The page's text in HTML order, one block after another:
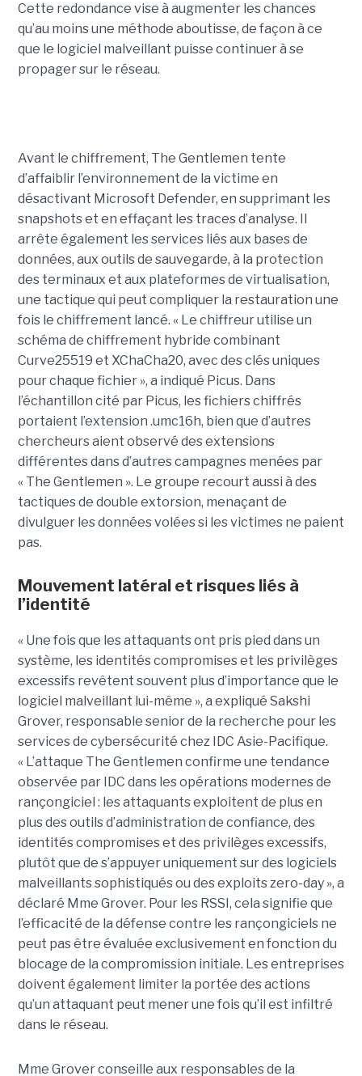
Cette redondance vise à augmenter les chances
qu’au moins une méthode aboutisse, de façon à ce
que le logiciel malveillant puisse continuer à se
propager sur le réseau.
Avant le chiffrement, The Gentlemen tente
d’affaiblir l’environnement de la victime en
désactivant Microsoft Defender, en supprimant les
snapshots et en effaçant les traces d’analyse. Il
arrête également les services liés aux bases de
données, aux outils de sauvegarde, à la protection
des terminaux et aux plateformes de virtualisation,
une tactique qui peut compliquer la restauration une
fois le chiffrement lancé. « Le chiffreur utilise un
schéma de chiffrement hybride combinant
Curve25519 et XChaCha20, avec des clés uniques
pour chaque fichier », a indiqué Picus. Dans
l’échantillon cité par Picus, les fichiers chiffrés
portaient l’extension .umc16h, bien que d’autres
chercheurs aient observé des extensions
différentes dans d’autres campagnes menées par
« The Gentlemen ». Le groupe recourt aussi à des
tactiques de double extorsion, menaçant de
divulguer les données volées si les victimes ne paient
pas.
Mouvement latéral et risques liés à
l’identité
« Une fois que les attaquants ont pris pied dans un
système, les identités compromises et les privilèges
excessifs revêtent souvent plus d’importance que le
logiciel malveillant lui-même », a expliqué Sakshi
Grover, responsable senior de la recherche pour les
services de cybersécurité chez IDC Asie-Pacifique.
« L’attaque The Gentlemen confirme une tendance
observée par IDC dans les opérations modernes de
rançongiciel : les attaquants exploitent de plus en
plus des outils d’administration de confiance, des
identités compromises et des privilèges excessifs,
plutôt que de s’appuyer uniquement sur des logiciels
malveillants sophistiqués ou des exploits zero-day », a
déclaré Mme Grover. Pour les RSSI, cela signifie que
l’efficacité de la défense contre les rançongiciels ne
peut pas être évaluée exclusivement en fonction du
blocage de la compromission initiale. Les entreprises
doivent également limiter la portée des actions
qu’un attaquant peut mener une fois qu’il est infiltré
dans le réseau.
Mme Grover conseille aux responsables de la